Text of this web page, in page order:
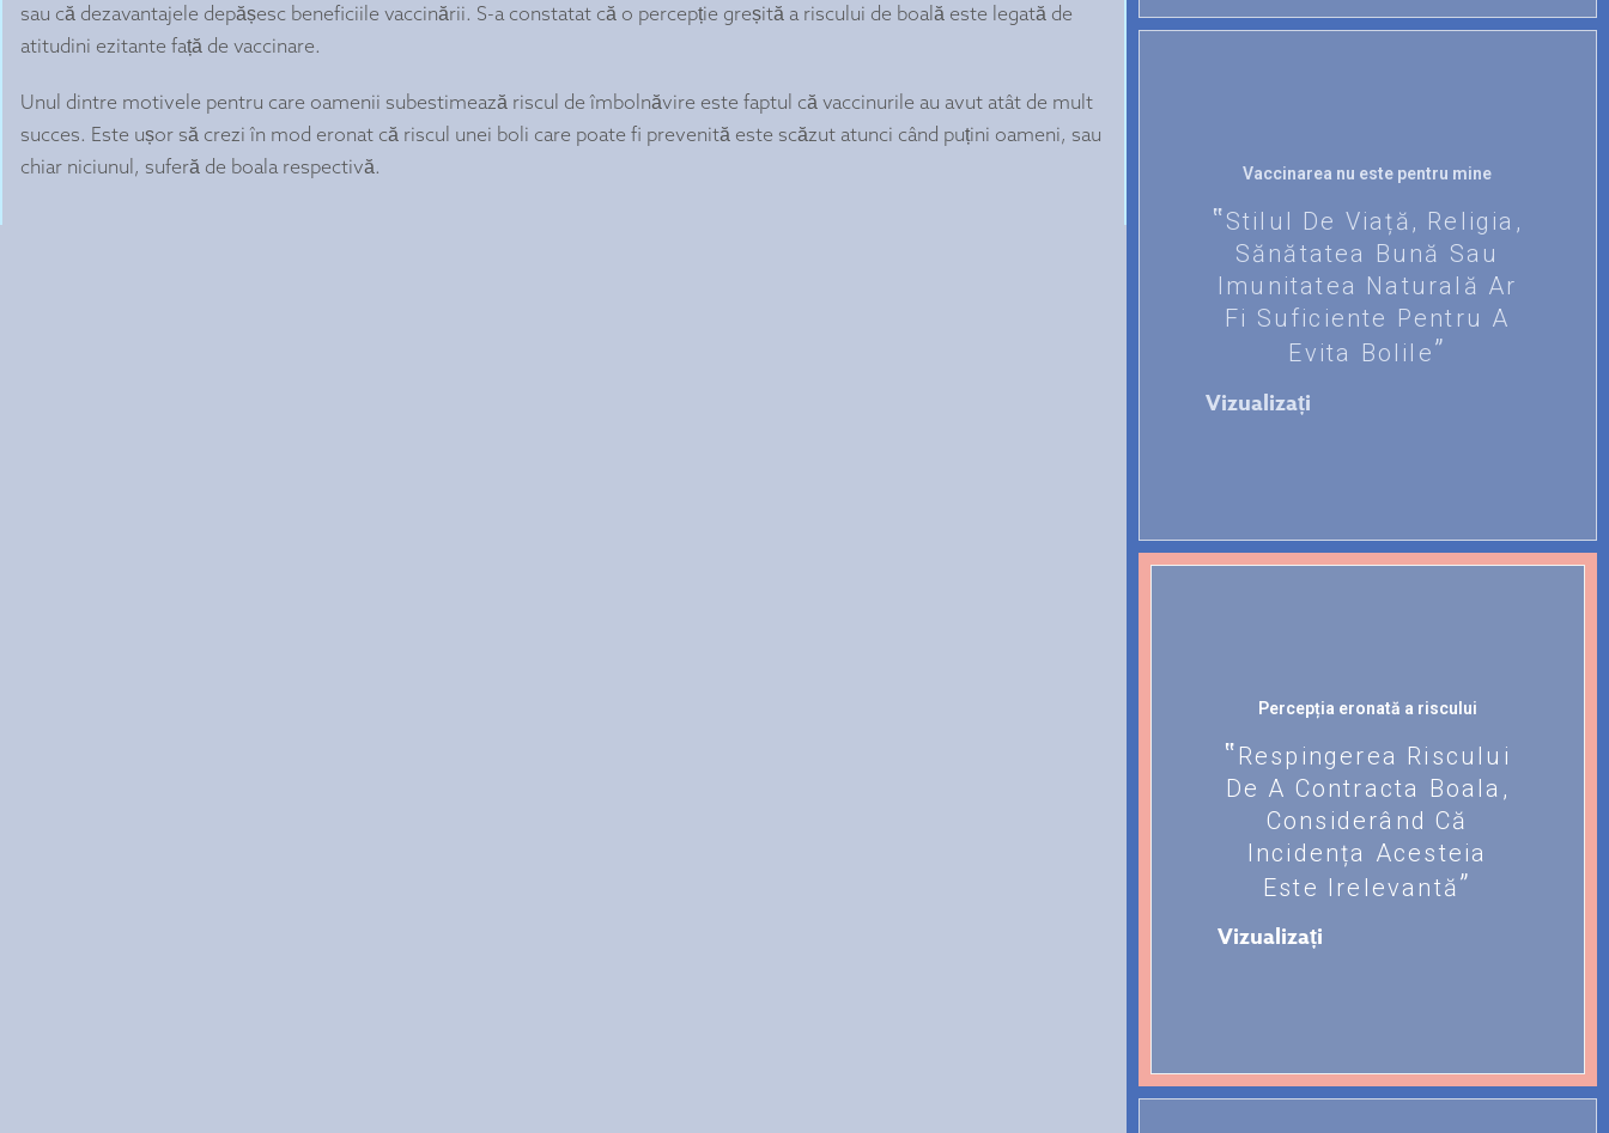
sau că dezavantajele depășesc beneficiile vaccinării. S-a constatat că o percepție greșită a riscului de boală este legată de
atitudini ezitante față de vaccinare.
Unul dintre motivele pentru care oamenii subestimează riscul de îmbolnăvire este faptul că vaccinurile au avut atât de mult
succes. Este ușor să crezi în mod eronat că riscul unei boli care poate fi prevenită este scăzut atunci când puțini oameni, sau
chiar niciunul, suferă de boala respectivă.
Vaccinarea nu este pentru mine
Stilul De Viață, Religia,
Sănătatea Bună Sau
Imunitatea Naturală Ar
Fi Suficiente Pentru A
Evita Bolile
Vizualizați
Percepția eronată a riscului
Respingerea Riscului
De A Contracta Boala,
Considerând Că
Incidența Acesteia
Este Irelevantă
Vizualizați